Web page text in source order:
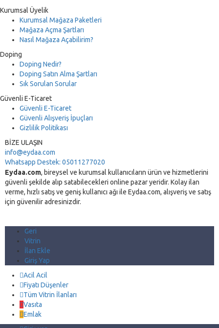
Kurumsal Üyelik
Kurumsal Mağaza Paketleri
Mağaza Açma Şartları
Nasıl Mağaza Açabilirim?
Doping
Doping Nedir?
Doping Satın Alma Şartları
Sık Sorulan Sorular
Güvenli E-Ticaret
Güvenli E-Ticaret
Güvenli Alışveriş İpuçları
Gizlilik Politikası
BİZE ULAŞIN
info@eydaa.com
Whatsapp Destek: 05011277020
Eydaa.com, bireysel ve kurumsal kullanıcıların ürün ve hizmetlerini
güvenli şekilde alıp satabilecekleri online pazar yeridir. Kolay ilan
verme, hızlı satış ve geniş kullanıcı ağı ile Eydaa.com, alışveriş ve satış
için güvenilir adresinizdir.
Geri
Vitrin
İlan Ekle
Giriş Yap
Acil Acil
Fiyatı Düşenler
Tüm Vitrin İlanları
Vasıta
Emlak